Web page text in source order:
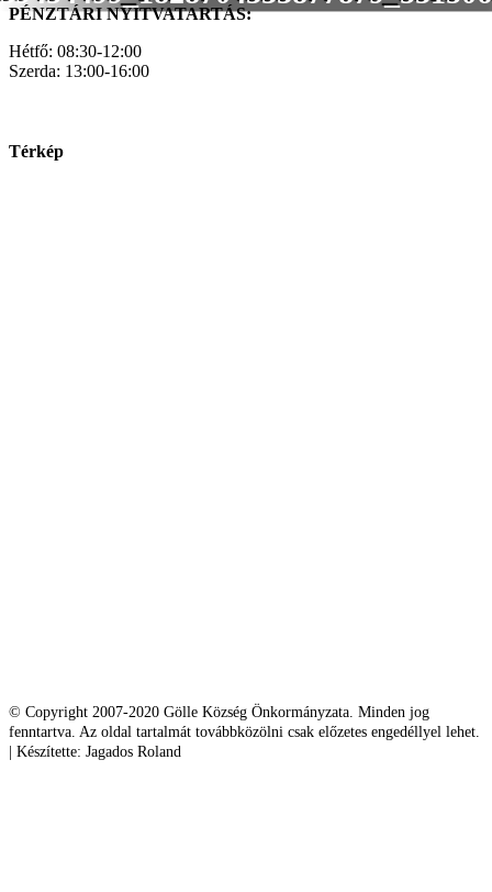
PÉNZTÁRI NYITVATARTÁS:
Hétfő: 08:30-12:00
Szerda: 13:00-16:00
Térkép
© Copyright 2007-2020 Gölle Község Önkormányzata. Minden jog
fenntartva. Az oldal tartalmát továbbközölni csak előzetes engedéllyel lehet.
| Készítette: Jagados Roland